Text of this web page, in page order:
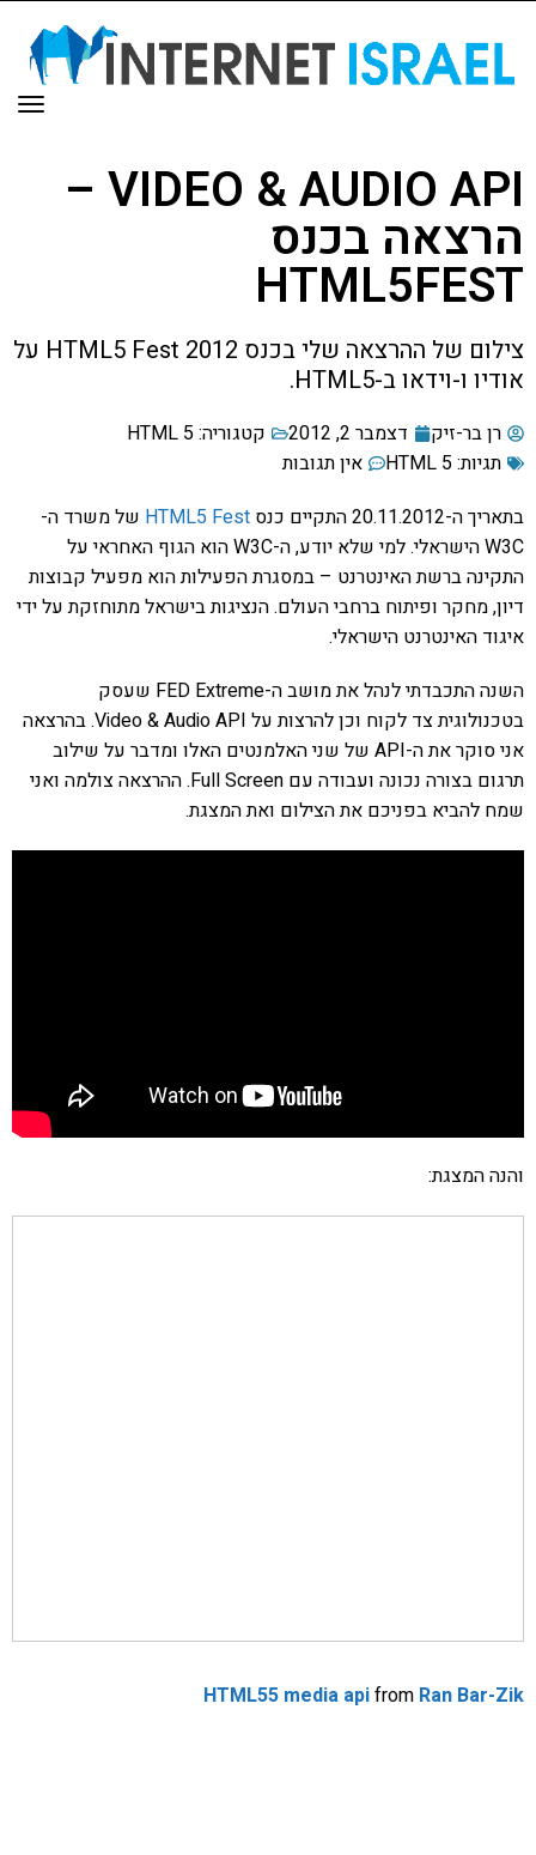
VIDEO & AUDIO API –
הרצאה בכנס
HTML5FEST
צילום של ההרצאה שלי בכנס HTML5 Fest 2012 על
אודיו ו-וידאו ב-HTML5.
רן בר-זיק דצמבר 2, 2012 קטגוריה:HTML 5
תגיות:HTML 5
אין תגובות
בתאריך ה-20.11.2012 התקיים כנס
HTML5 Fest של משרד ה-
W3C הישראלי. למי שלא יודע, ה-W3C הוא הגוף האחראי על
התקינה ברשת האינטרנט – במסגרת הפעילות הוא מפעיל קבוצות
דיון, מחקר ופיתוח ברחבי העולם. הנציגות בישראל מתוחזקת על ידי
איגוד האינטרנט הישראלי.
השנה התכבדתי לנהל את מושב ה-FED Extreme שעסק
בטכנולוגית צד לקוח וכן להרצות על Video & Audio API. בהרצאה
אני סוקר את ה-API של שני האלמנטים האלו ומדבר על שילוב
תרגום בצורה נכונה ועבודה עם Full Screen. ההרצאה צולמה ואני
שמח להביא בפניכם את הצילום ואת המצגת.
והנה המצגת:
HTML55 media apifrom Ran Bar-Zik